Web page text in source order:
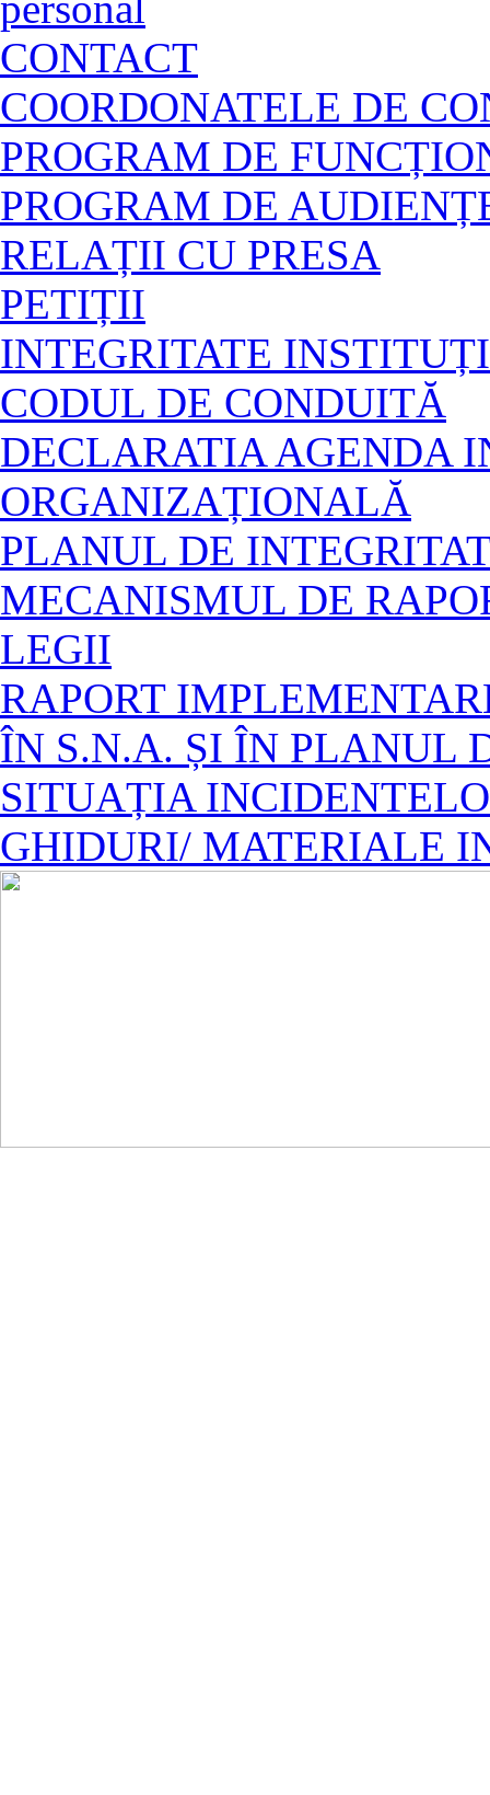
CONTACT
COORDONATELE DE
PROGRAM DE
PROGRAM DE
RELAȚII CU PRESA
PETIȚII
INTEGRITATE
CODUL DE CONDUITĂ
DECLARATIA AGENDA
ORGANIZAȚIONALĂ
PLANUL DE
MECANISMUL DE
LEGII
RAPORT
ÎN S.N.A. ȘI ÎN PLANUL
SITUAȚIA
GHIDURI/ MATERIALE